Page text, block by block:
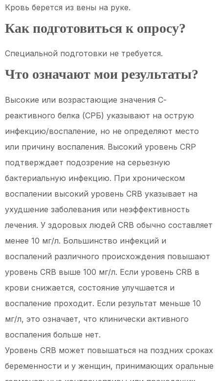
Кровь берется из вены на руке.
Как подготовиться к опросу?
Специальной подготовки не требуется.
Что означают мои результаты?
Высокие или возрастающие значения С-
реактивного белка (СРБ) указывают на острую
инфекцию/воспаление, но не определяют место
или причину воспаления. Высокий уровень CRP
подтверждает подозрение на серьезную
бактериальную инфекцию. При хроническом
воспалении высокий уровень CRB указывает на
ухудшение заболевания или неэффективность
лечения. У здоровых людей CRB обычно составляет
менее 10 мг/л. Большинство инфекций и
воспалений различного происхождения повышают
уровень CRB выше 100 мг/л. Если уровень CRB в
крови снижается, состояние улучшается и
воспаление проходит. Если результат меньше 10
мг/л, это означает, что клинически активного
воспаления больше нет.
Уровень CRB может повышаться на поздних сроках
беременности и у женщин, принимающих оральные